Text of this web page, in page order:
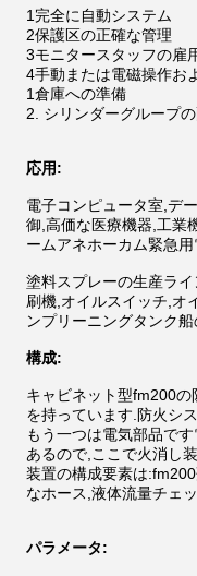
1完全に自動システム
2保護区の正確な管理
3モニタースタッフの雇
4手動または電磁操作お
1倉庫への準備
2. シリンダーグループ
応用:
電子コンピュータ室,デ
御,高価な医療機器,工業
ームアネホーカム緊急
塗料スプレーの生産ラ
刷機,オイルスイッチ,オ
ンプリーニングタンク
構成:
キャビネット型fm200
を持っています.防火シ
もう一つは電気部品で
あるので,ここで火消し
装置の構成要素は
なホース,液体流量チェ
パラメータ: